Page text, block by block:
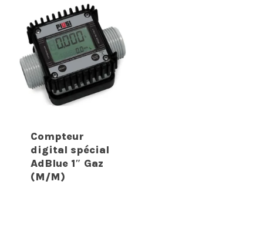
Compteur
digital spécial
AdBlue 1″ Gaz
(M/M)